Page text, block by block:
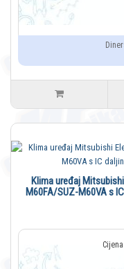
Klima uređaj
M60FA/SUZ-M60VA s